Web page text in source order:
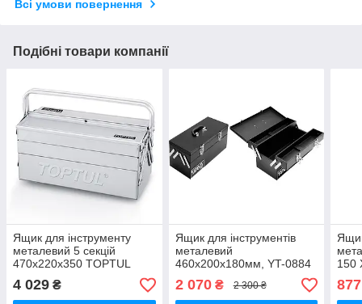
Всі умови повернення
Подібні товари компанії
Ящик для інструменту
металевий 5 секцій
470x220x350 TOPTUL
TBAC0501
4 029 ₴
Ящик для інструментів
металевий
460х200х180мм, YT-0884
YATO
2 070₴ 2 300 ₴
150